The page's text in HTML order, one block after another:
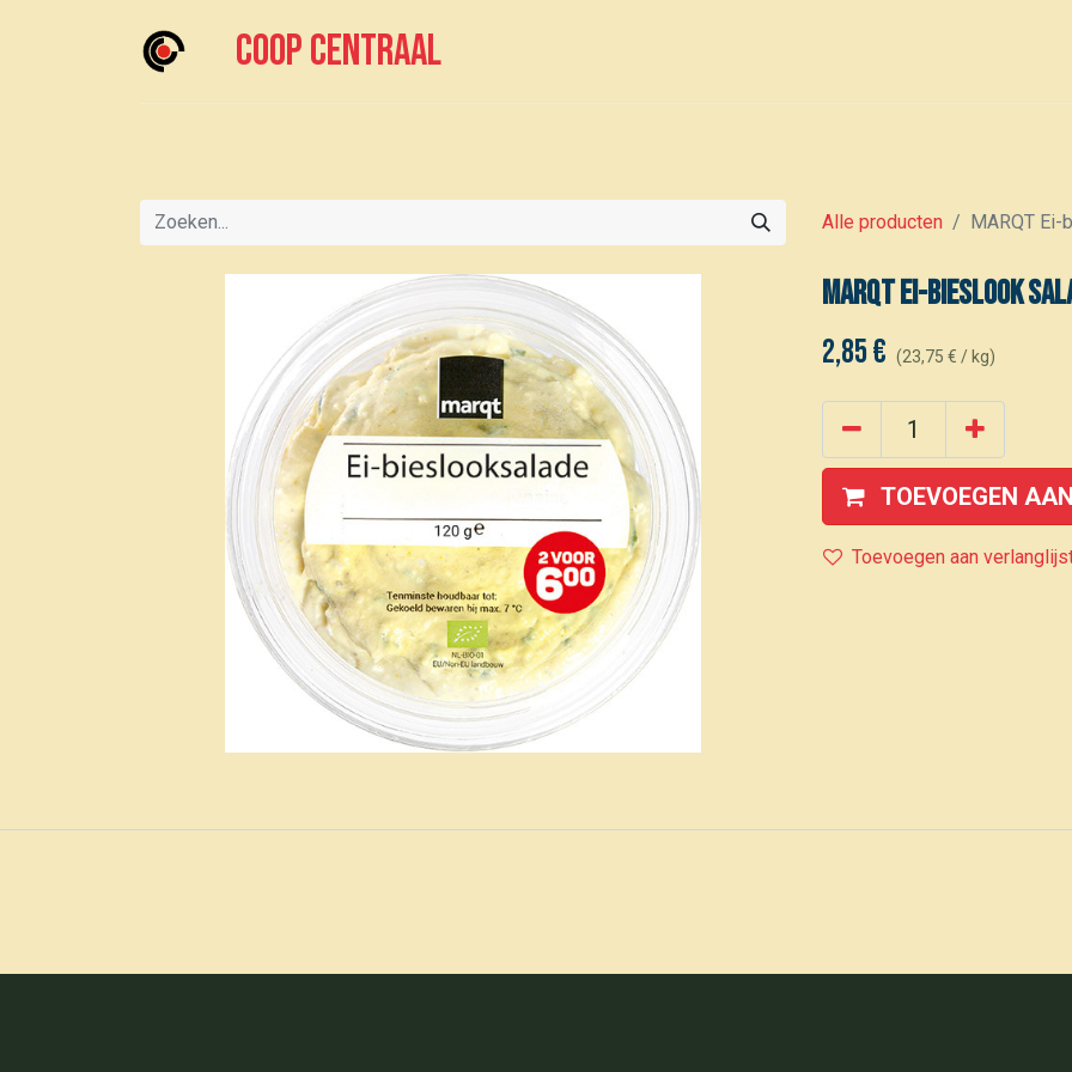
Coop centraal
Alle producten MARQT
MARQT Ei-bieslook
2,85€ (23,75 € / kg)
TOEVOEGEN
Toevoegen aan